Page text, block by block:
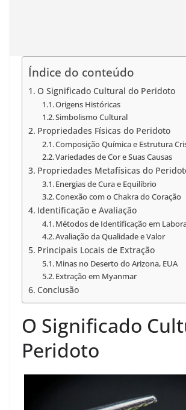
Índice do conteúdo
O Significado Cultural do Peridoto
Origens Históricas
Simbolismo Cultural
Propriedades Físicas do Peridoto
Composição Química e Estrutura
Variedades de Cor e Suas Causas
Propriedades Metafísicas do
Energias de Cura e Equilíbrio
Conexão com o Chakra do Coração
Identificação e Avaliação
Métodos de Identificação em
Avaliação da Qualidade e Valor
Principais Locais de Extração
Minas no Deserto do Arizona, EUA
Extração em Myanmar
Conclusão
O Significado
Peridoto